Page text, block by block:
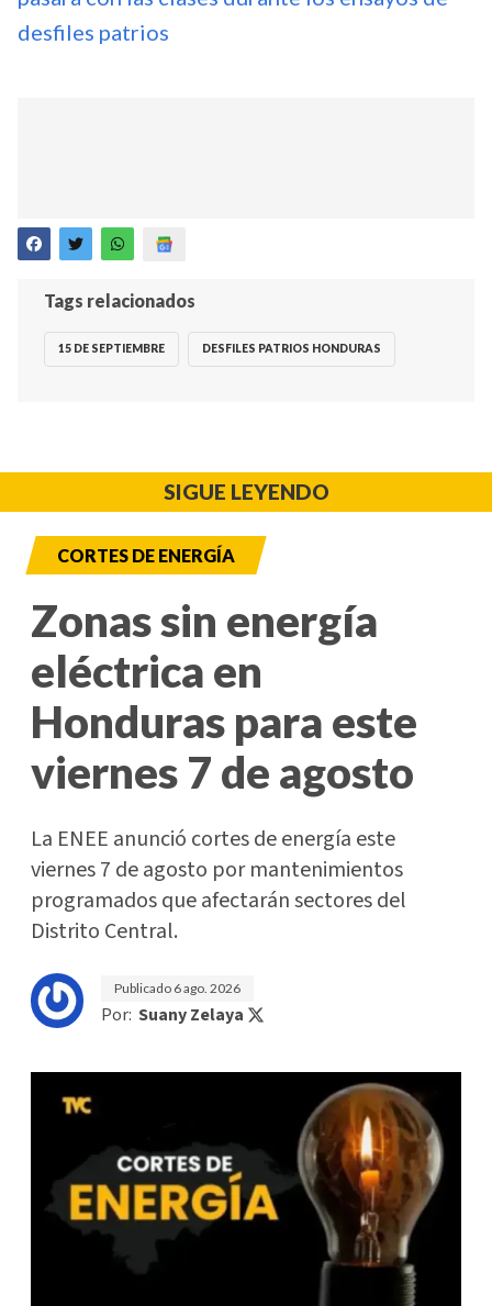
desfiles patrios
Tags relacionados
15 DE SEPTIEMBRE DESFILES PATRIOS HONDURAS
SIGUE LEYENDO
CORTES DE ENERGÍA
Zonas sin energía
eléctrica en
Honduras para este
viernes 7 de agosto
La ENEE anunció cortes de energía este
viernes 7 de agosto por mantenimientos
programados que afectarán sectores del
Distrito Central.
Publicado 6 ago. 2026
Por: Suany Zelaya